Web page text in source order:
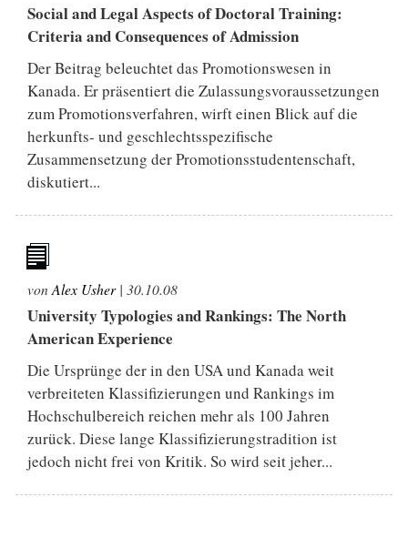
Social and Legal Aspects of Doctoral Training:
Criteria and Consequences of Admission
Der Beitrag beleuchtet das Promotionswesen in
Kanada. Er präsentiert die Zulassungsvoraussetzungen
zum Promotionsverfahren, wirft einen Blick auf die
herkunfts- und geschlechtsspezifische
Zusammensetzung der Promotionsstudentenschaft,
diskutiert...
vonAlex Usher| 30.10.08
University Typologies and Rankings: The North
American Experience
Die Ursprünge der in den USA und Kanada weit
verbreiteten Klassifizierungen und Rankings im
Hochschulbereich reichen mehr als 100 Jahren
zurück. Diese lange Klassifizierungstradition ist
jedoch nicht frei von Kritik. So wird seit jeher...